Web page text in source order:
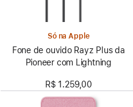
Só na Apple
Fone de ouvido Rayz Plus da
Pioneer com Lightning
R$ 1.259,00